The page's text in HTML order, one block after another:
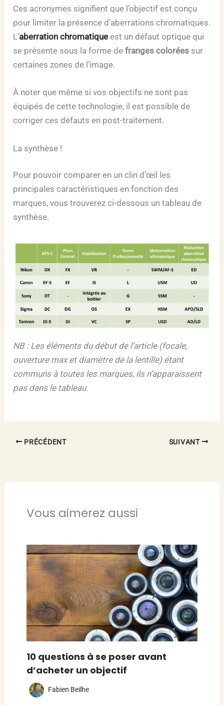
Ces acronymes signifient que l’objectif est conçu
pour limiter la présence d’aberrations chromatiques.
L’aberration chromatique est un défaut optique qui
se présente sous la forme defranges colorées sur
certaines zones de l’image.
À noter que même si vos objectifs ne sont pas
équipés de cette technologie, il est possible de
corriger ces défauts en post-traitement.
La synthèse !
Pour pouvoir comparer en un clin d’œil les
principales caractéristiques en fonction des
marques, vous trouverez ci-dessous un tableau de
synthèse.
NB : Les éléments du début de l’article (focale,
ouverture max et diamètre de la lentille) étant
communs à toutes les marques, ils n’apparaissent
pas dans le tableau.
PRÉCÉDENT SUIVANT
Vous aimerez aussi
10 questions à se poser avant
d’acheter un objectif
Fabien Beilhe